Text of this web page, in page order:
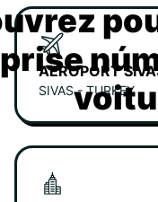
AEROPORT
SIVAS - TURKEY